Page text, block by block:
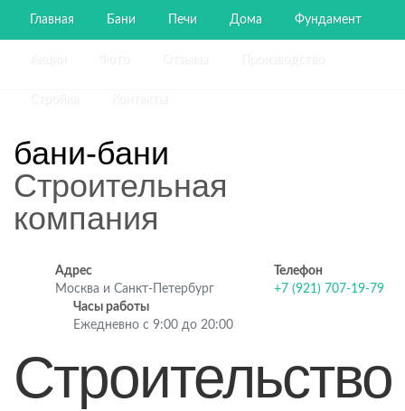
Главная Бани Печи Дома Фундамент
бани-бани
Строительная
компания
Адрес
Москва и Санкт-Петербург
Телефон
+7 (921) 707-19-79
Часы работы
Ежедневно с 9:00 до 20:00
Строительство